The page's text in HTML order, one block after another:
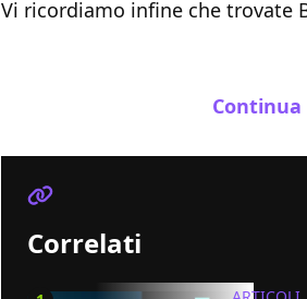
Vi ricordiamo infine che trovate
Continua
Correlati